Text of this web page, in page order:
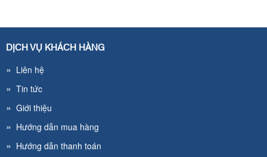
DỊCH VỤ KHÁCH HÀNG
» Liên hệ
» Tin tức
» Giới thiệu
» Hướng dẫn mua hàng
» Hướng dẫn thanh toán